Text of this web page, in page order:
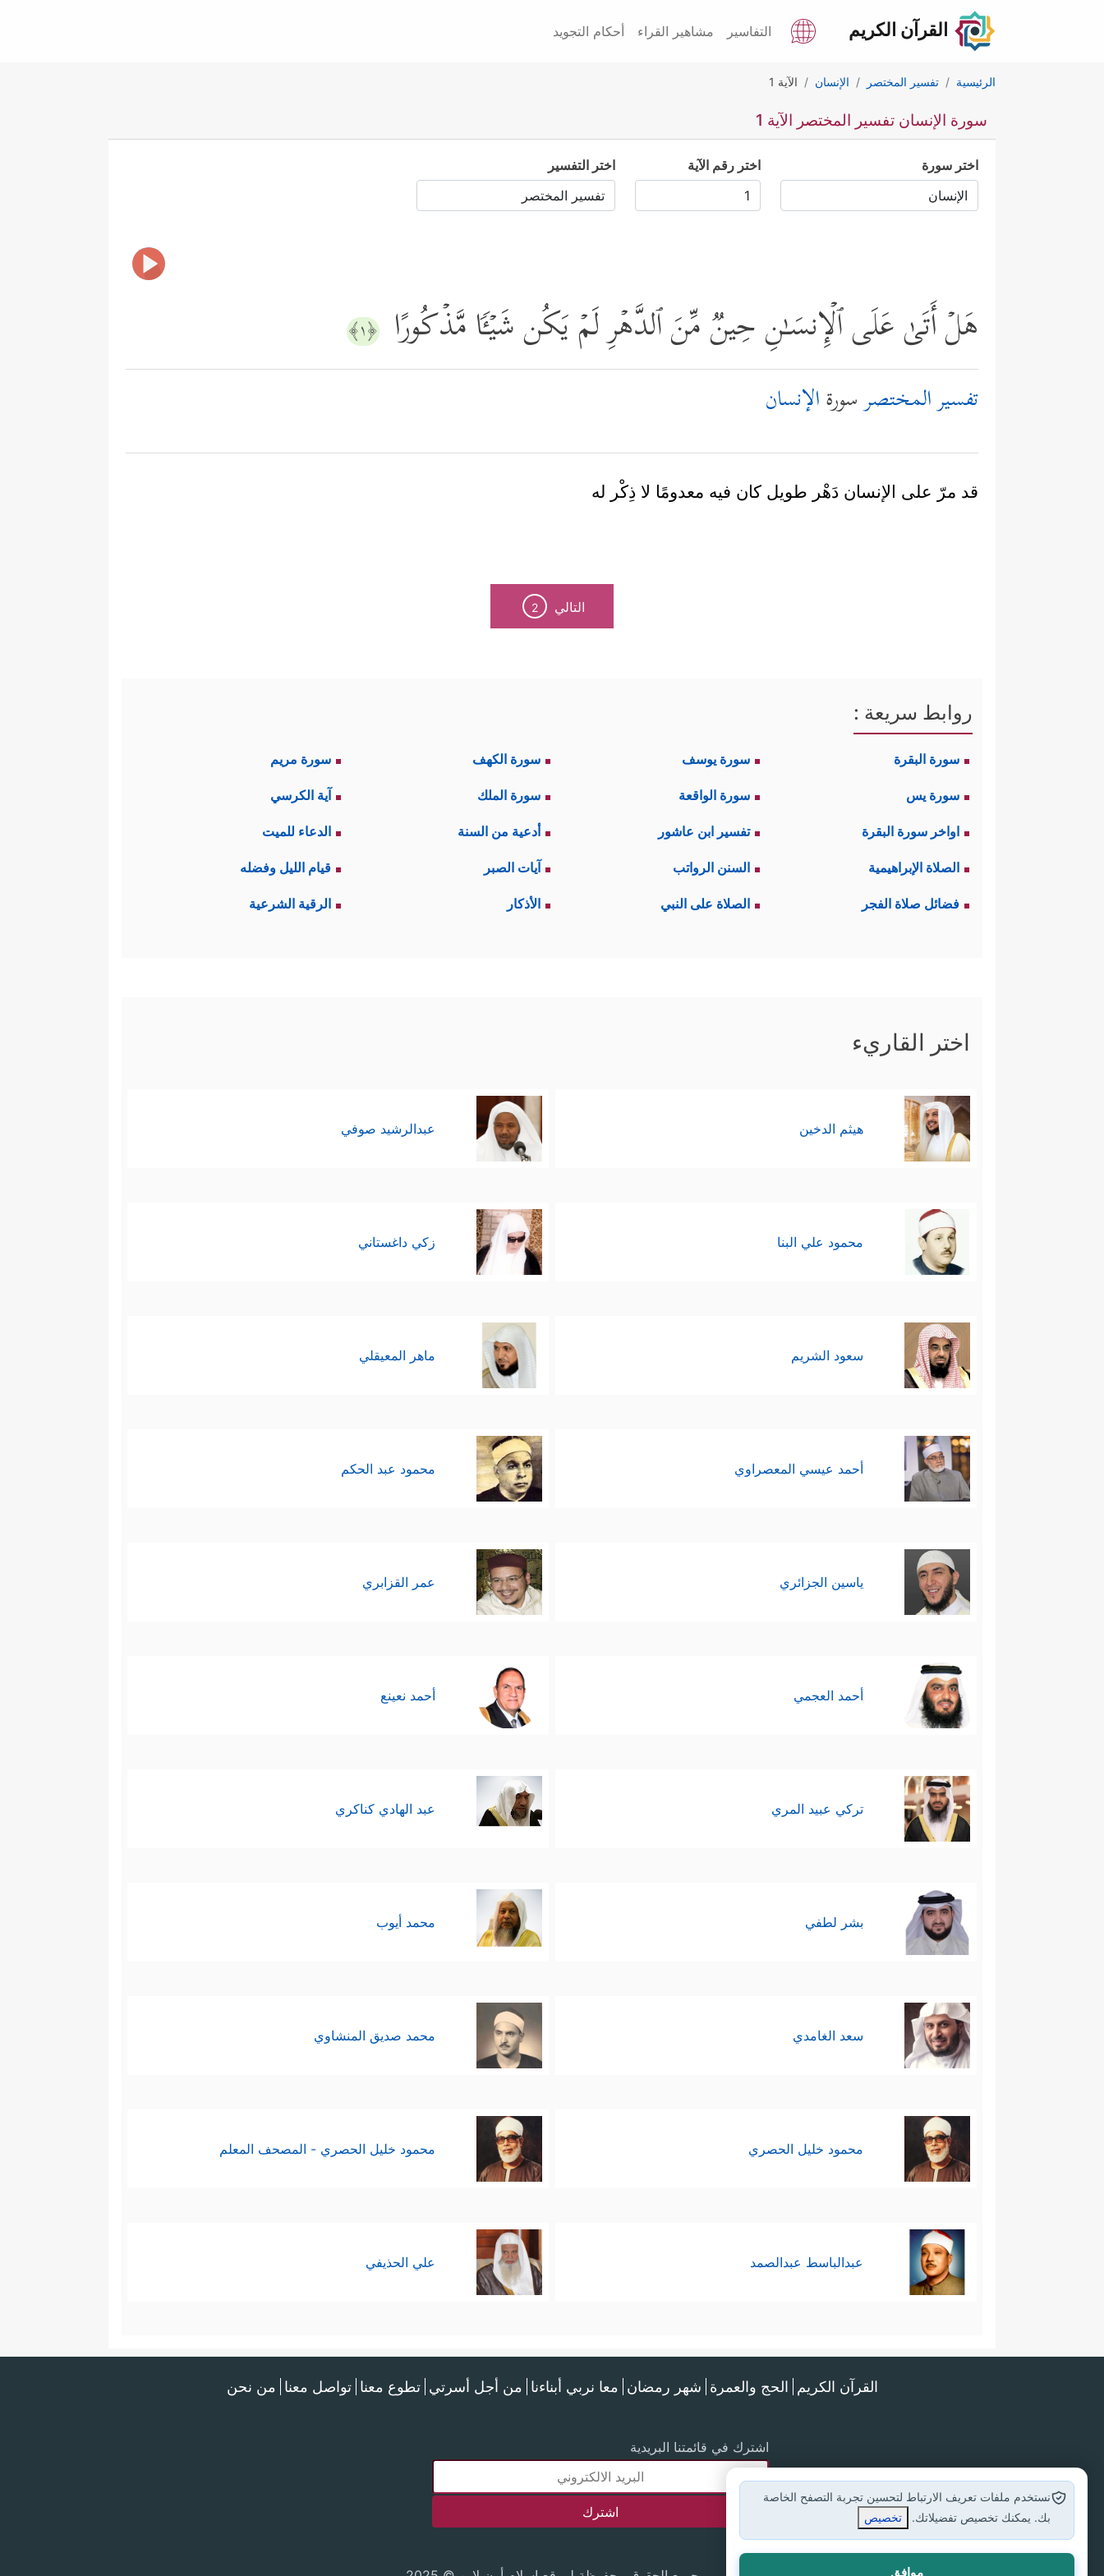
القرآن الكريم التفاسير مشاهير القراء أحكام التجويد
الرئيسية تفسير المختصر الإنسان الآية 1
سورة الإنسان تفسير المختصر الآية 1
اختر سورة اختر رقم الآية اختر التفسير
هَلۡ أَتَىٰ عَلَى ٱلۡإِنسَـٰنِ حِینࣱ مِّنَ ٱلدَّهۡرِ لَمۡ یَكُن شَیۡـࣰٔا مَّذۡكُورًا ﴿١﴾
تفسير المختصرسورةالإنسان
قد مرّ على الإنسان دَهْر طويل كان فيه معدومًا لا ذِكْر له
التالي 2
روابط سريعة :
سورة البقرة سورة يوسف سورة الكهف سورة مريم
سورة يس سورة الواقعة سورة الملك آية الكرسي
اواخر سورة البقرة تفسير ابن عاشور أدعية من السنة الدعاء للميت
الصلاة الإبراهيمية السنن الرواتب آيات الصبر قيام الليل وفضله
فضائل صلاة الفجر الصلاة على النبي الأذكار الرقية الشرعية
اختر القاريء
هيثم الدخين عبدالرشيد صوفي
محمود علي البنا زكي داغستاني
سعود الشريم ماهر المعيقلي
أحمد عيسي المعصراوي محمود عبد الحكم
ياسين الجزائري عمر القزابري
أحمد العجمي أحمد نعينع
تركي عبيد المري عبد الهادي كناكري
بشر لطفي محمد أيوب
سعد الغامدي محمد صديق المنشاوي
محمود خليل الحصري محمود خليل الحصري - المصحف المعلم
عبدالباسط عبدالصمد علي الحذيفي
القرآن الكريم الحج والعمرة شهر رمضان معا نربي أبناءنا من أجل أسرتي تطوع معنا تواصل معنا من نحن
اشترك في قائمتنا البريدية
نستخدم ملفات تعريف الارتباط لتحسين تجربة التصفح الخاصة
بك. يمكنك تخصيص تفضيلاتك.
تخصيص
موافق